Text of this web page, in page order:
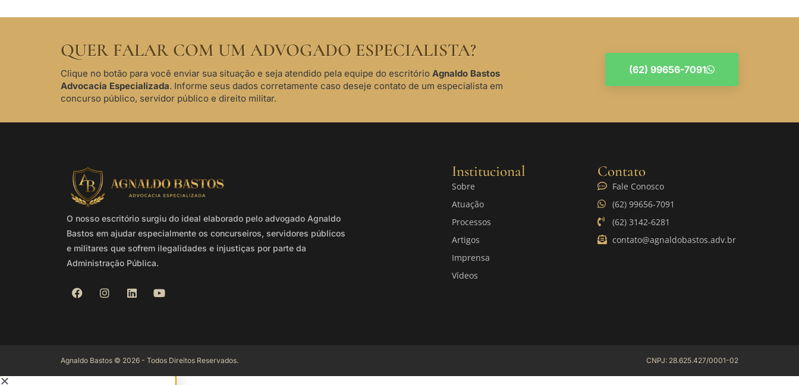
QUER FALAR COM UM ADVOGADO ESPECIALISTA?
Clique no botão para você enviar sua situação e seja atendido pela equipe do escritório Agnaldo Bastos
Advocacia Especializada. Informe seus dados corretamente caso deseje contato de um especialista em
concurso público, servidor público e direito militar.
(62) 99656-7091
O nosso escritório surgiu do ideal elaborado pelo advogado Agnaldo
Bastos em ajudar especialmente os concurseiros, servidores públicos
e militares que sofrem ilegalidades e injustiças por parte da
Administração Pública.
Institucional
Sobre
Atuação
Processos
Artigos
Imprensa
Vídeos
Contato
Fale Conosco
(62) 99656-7091
(62) 3142-6281
contato@agnaldobastos.adv.br
Agnaldo Bastos © 2026 - Todos Direitos Reservados. CNPJ: 28.625.427/0001-02